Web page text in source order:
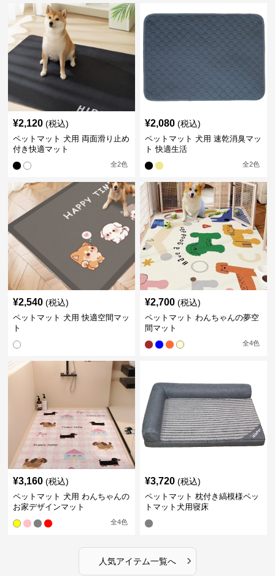
¥2,120 (税込)
ペットマット 犬用 両面滑り止め
付き快適マット
全2色
¥2,080 (税込)
ペットマット 犬用 速乾消臭マッ
ト 快適生活
全2色
¥2,540 (税込)
ペットマット 犬用 快適空間マッ
ト
¥2,700 (税込)
ペットマット わんちゃんの夢空
間マット
全4色
¥3,160 (税込)
ペットマット 犬用 わんちゃんの
お家デザインマット
全4色
¥3,720 (税込)
ペットマット 枕付き縞模様ペッ
トマット犬用寝床
人気アイテム一覧へ ›